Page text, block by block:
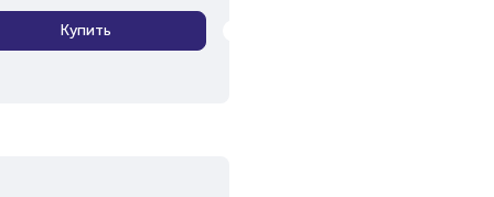
Купить